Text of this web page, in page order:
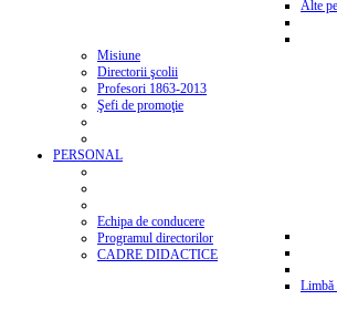
Alte
Misiune
Directorii şcolii
Profesori 1863-2013
Şefi de promoţie
PERSONAL
Echipa de conducere
Programul directorilor
CADRE DIDACTICE
Limbă